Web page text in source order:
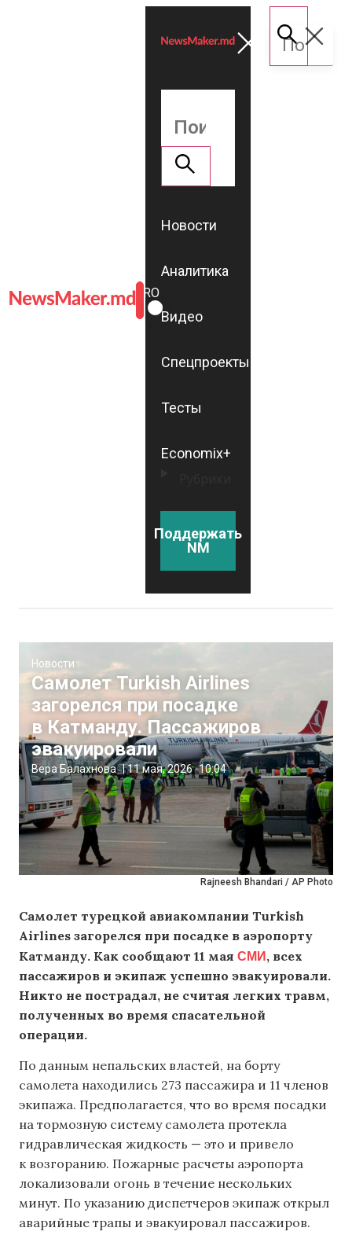
ROMÂNĂ
RU
Новости
Аналитика
Видео
Спецпроекты
Тесты
Economix+
Поддержать
NM
Rajneesh Bhandari / AP Photo
Новости
Самолет Turkish Airlines
загорелся при посадке
в Катманду. Пассажиров
эвакуировали
Вера Балахнова |11 мая, 2026 10:04
Самолет турецкой авиакомпании Turkish
Airlines загорелся при посадке в аэропорту
Катманду. Как сообщают 11 мая СМИ, всех
пассажиров и экипаж успешно эвакуировали.
Никто не пострадал, не считая легких травм,
полученных во время спасательной
операции.
По данным непальских властей, на борту
самолета находились 273 пассажира и 11 членов
экипажа. Предполагается, что во время посадки
на тормозную систему самолета протекла
гидравлическая жидкость — это и привело
к возгоранию. Пожарные расчеты аэропорта
локализовали огонь в течение нескольких
минут. По указанию диспетчеров экипаж открыл
аварийные трапы и эвакуировал пассажиров.